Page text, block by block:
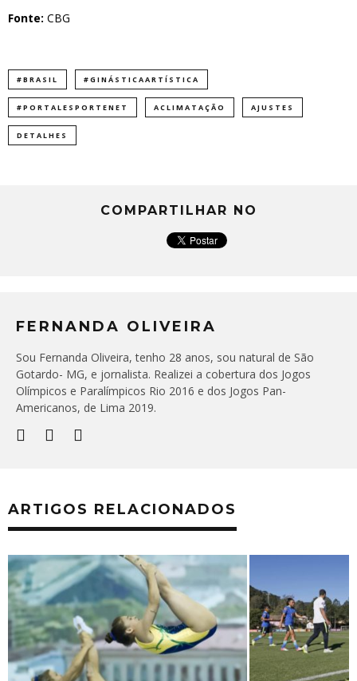
Fonte: CBG
#BRASIL #GINÁSTICAARTÍSTICA
#PORTALESPORTENET ACLIMATAÇÃO AJUSTES
DETALHES
COMPARTILHAR NO
FERNANDA OLIVEIRA
Sou Fernanda Oliveira, tenho 28 anos, sou natural de São
Gotardo- MG, e jornalista. Realizei a cobertura dos Jogos
Olímpicos e Paralímpicos Rio 2016 e dos Jogos Pan-
Americanos, de Lima 2019.
ARTIGOS RELACIONADOS